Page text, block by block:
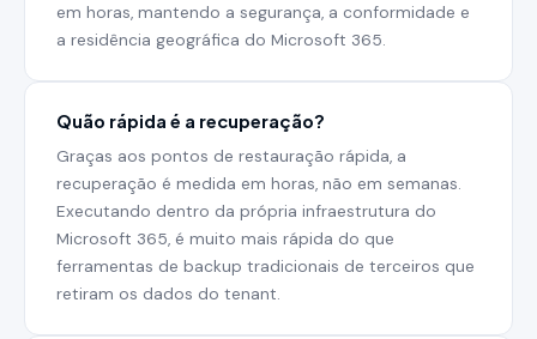
em horas, mantendo a segurança, a conformidade e
a residência geográfica do Microsoft 365.
Quão rápida é a recuperação?
Graças aos pontos de restauração rápida, a
recuperação é medida em horas, não em semanas.
Executando dentro da própria infraestrutura do
Microsoft 365, é muito mais rápida do que
ferramentas de backup tradicionais de terceiros que
retiram os dados do tenant.